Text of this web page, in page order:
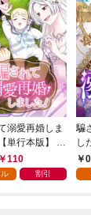
溺愛再婚しま
単行本版】 1
110
割引
騙
し
0